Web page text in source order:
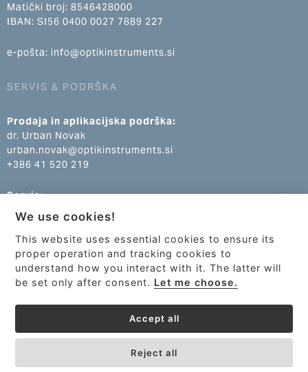
Matički broj: 8546428000
IBAN: SI56 0400 0027 7889 227
e-pošta: info@optikinstruments.si
SERVIS & PODRŠKA
Prodaja in aplikacijska podrška:
dr. Urban Novak
urban.novak@optikinstruments.si
+386 41 520 219
Servis:
Klemen Žumer
klemen.zumer@optikinstruments.si
+386 70 688 269
We use cookies!
This website uses essential cookies to ensure its
proper operation and tracking cookies to
understand how you interact with it. The latter will
be set only after consent. Let me choose.
Accept all
Reject all